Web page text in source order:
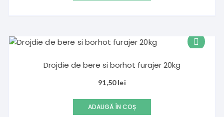
Drojdie de bere si borhot furajer 20kg
91,50lei
ADAUGĂ ÎN COȘ